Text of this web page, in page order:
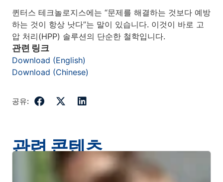
퀸터스 테크놀로지스에는 “문제를 해결하는 것보다 예방
하는 것이 항상 낫다”는 말이 있습니다. 이것이 바로 고
압 처리(HPP) 솔루션의 단순한 철학입니다.
관련 링크
Download (English)
Download (Chinese)
공유:
관련 콘텐츠